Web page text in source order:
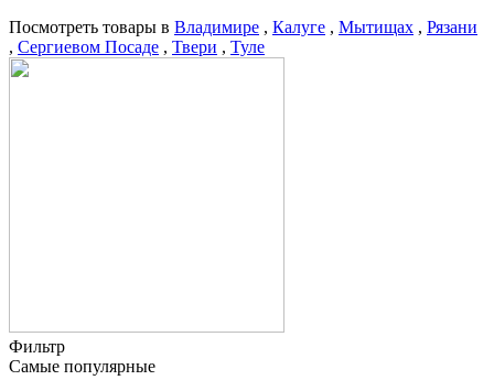
Посмотреть товары в Владимире , Калуге , Мытищах , Рязани
, Сергиевом Посаде , Твери , Туле
Фильтр
Самые популярные